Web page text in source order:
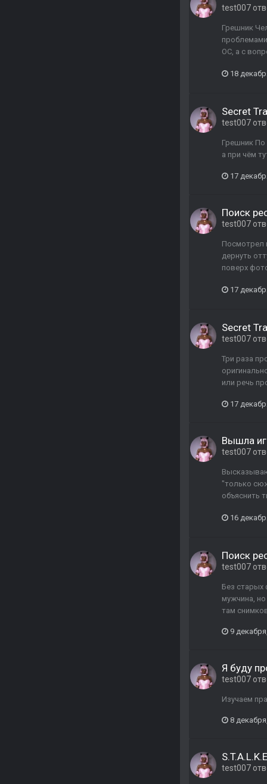
test007
Грешник
ОС, а с
18
Secret
test007
Грешник По
а при чём
17
Поиск
test007
Посмотрел
дернуть
поверх
17
Secret
test007
Три раза
или речь
17
Вышла
test007
"только
объяснить
16
Поиск
test007
Без старых
мужчина,
там
9
Я буду
test007
Изучаем
8
test007